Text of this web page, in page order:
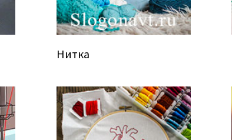
Нитка